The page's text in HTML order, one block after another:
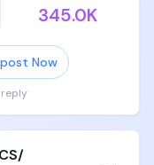
的200多qubit的量
、random circuit
，继续造完美条件
度应该不亚于GPT-
345.0K
Now
reply